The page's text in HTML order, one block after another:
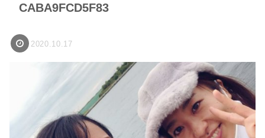
CABA9FCD5F83
2020.10.17